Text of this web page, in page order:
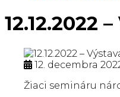
12.12.2022
12. decembra
Žiaci semináru